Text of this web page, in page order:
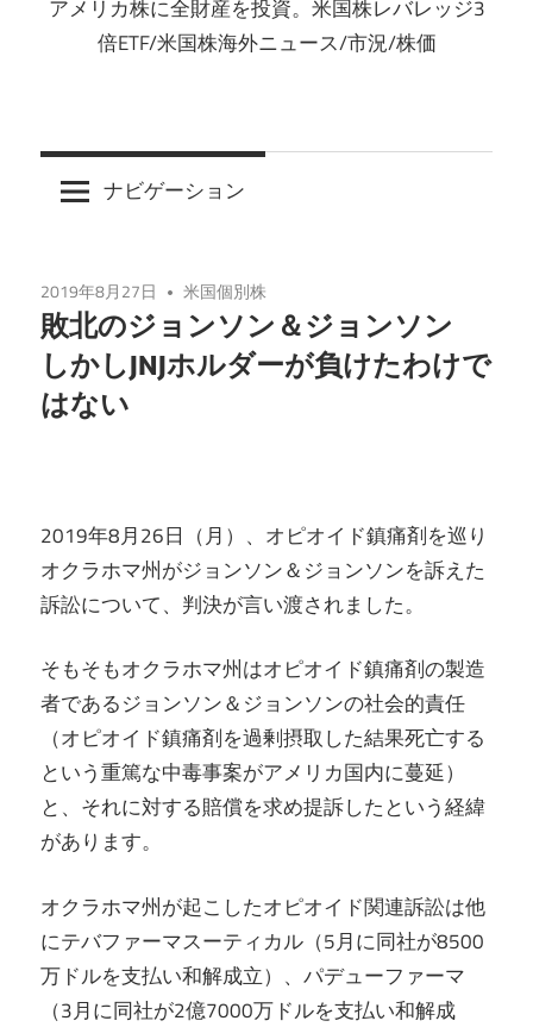
アメリカ株に全財産を投資。米国株レバレッジ3
倍ETF/米国株海外ニュース/市況/株価
ナビゲーション
2019年8月27日 米国個別株
敗北のジョンソン＆ジョンソン
しかしJNJホルダーが負けたわけで
はない
2019年8月26日（月）、オピオイド鎮痛剤を巡り
オクラホマ州がジョンソン＆ジョンソンを訴えた
訴訟について、判決が言い渡されました。
そもそもオクラホマ州はオピオイド鎮痛剤の製造
者であるジョンソン＆ジョンソンの社会的責任
（オピオイド鎮痛剤を過剰摂取した結果死亡する
という重篤な中毒事案がアメリカ国内に蔓延）
と、それに対する賠償を求め提訴したという経緯
があります。
オクラホマ州が起こしたオピオイド関連訴訟は他
にテバファーマスーティカル（5月に同社が8500
万ドルを支払い和解成立）、パデューファーマ
（3月に同社が2億7000万ドルを支払い和解成